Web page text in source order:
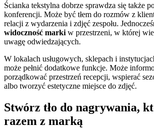
Ścianka tekstylna dobrze sprawdza się także
konferencji. Może być tłem do rozmów z
relacji z wydarzenia i zdjęć zespołu.
widoczność marki w przestrzeni, w której
uwagę odwiedzających.
W lokalach usługowych, sklepach i
może pełnić dodatkowe funkcje. Może
porządkować przestrzeń recepcji, wspierać
albo tworzyć estetyczne miejsce do zdjęć.
Stwórz tło do nagrywania,
razem z marką